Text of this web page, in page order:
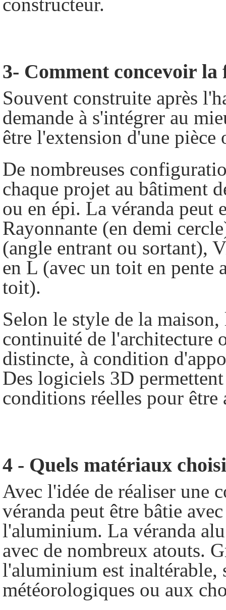
3- Comment concevoir la
Souvent construite après
demande à s'intégrer au
être l'extension d'une pièce
De nombreuses
chaque projet au bâtiment
ou en épi. La véranda peut
Rayonnante (en demi
(angle entrant ou sortant),
en L (avec un toit en pente
toit).
Selon le style de la
continuité de l'architecture
distincte, à condition
Des logiciels 3D
conditions réelles pour être
4 - Quels matériaux
Avec l'idée de réaliser une
véranda peut être bâtie
l'aluminium. La véranda
avec de nombreux atouts.
l'aluminium est inaltérable,
météorologiques ou aux